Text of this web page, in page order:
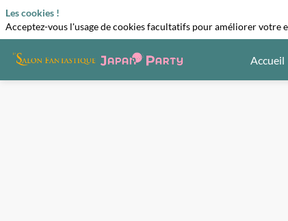
Accueil
Les cookies !
Acceptez-vous l'usage de cookies facultatifs pour améliorer votre